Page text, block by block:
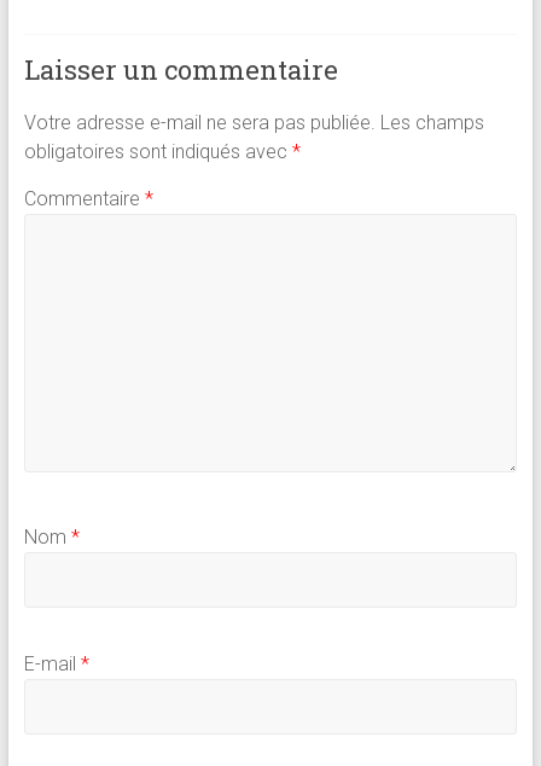
o
ok
A
p
p
t
er
Laisser un commentaire
Votre adresse e-mail ne sera pas publiée. Les champs
obligatoires sont indiqués avec *
Commentaire *
Nom *
E-mail *